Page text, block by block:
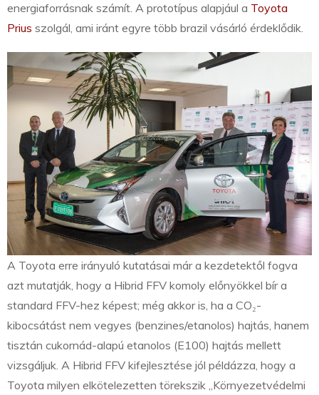
energiaforrásnak számít. A prototípus alapjául a Toyota
Prius szolgál, ami iránt egyre több brazil vásárló érdeklődik.
A Toyota erre irányuló kutatásai már a kezdetektől fogva
azt mutatják, hogy a Hibrid FFV komoly előnyökkel bír a
standard FFV-hez képest; még akkor is, ha a CO₂-
kibocsátást nem vegyes (benzines/etanolos) hajtás, hanem
tisztán cukornád-alapú etanolos (E100) hajtás mellett
vizsgáljuk. A Hibrid FFV kifejlesztése jól példázza, hogy a
Toyota milyen elkötelezetten törekszik „Környezetvédelmi